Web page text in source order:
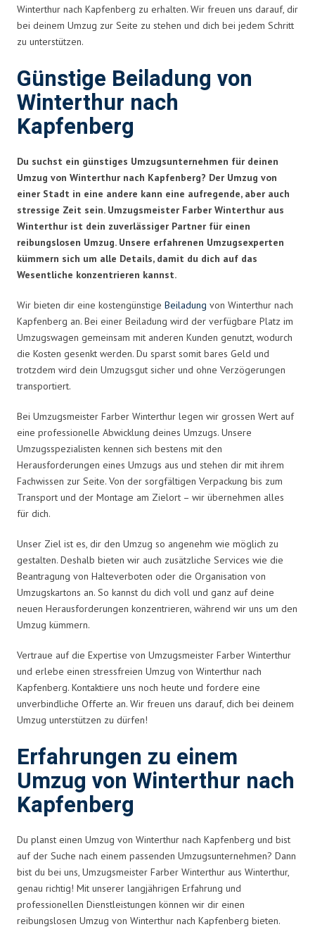
Winterthur nach Kapfenberg zu erhalten. Wir freuen uns darauf, dir
bei deinem Umzug zur Seite zu stehen und dich bei jedem Schritt
zu unterstützen.
Günstige Beiladung von
Winterthur nach
Kapfenberg
Du suchst ein günstiges Umzugsunternehmen für deinen
Umzug von Winterthur nach Kapfenberg? Der Umzug von
einer Stadt in eine andere kann eine aufregende, aber auch
stressige Zeit sein. Umzugsmeister Farber Winterthur aus
Winterthur ist dein zuverlässiger Partner für einen
reibungslosen Umzug. Unsere erfahrenen Umzugsexperten
kümmern sich um alle Details, damit du dich auf das
Wesentliche konzentrieren kannst.
Wir bieten dir eine kostengünstige Beiladung von Winterthur nach
Kapfenberg an. Bei einer Beiladung wird der verfügbare Platz im
Umzugswagen gemeinsam mit anderen Kunden genutzt, wodurch
die Kosten gesenkt werden. Du sparst somit bares Geld und
trotzdem wird dein Umzugsgut sicher und ohne Verzögerungen
transportiert.
Bei Umzugsmeister Farber Winterthur legen wir grossen Wert auf
eine professionelle Abwicklung deines Umzugs. Unsere
Umzugsspezialisten kennen sich bestens mit den
Herausforderungen eines Umzugs aus und stehen dir mit ihrem
Fachwissen zur Seite. Von der sorgfältigen Verpackung bis zum
Transport und der Montage am Zielort – wir übernehmen alles
für dich.
Unser Ziel ist es, dir den Umzug so angenehm wie möglich zu
gestalten. Deshalb bieten wir auch zusätzliche Services wie die
Beantragung von Halteverboten oder die Organisation von
Umzugskartons an. So kannst du dich voll und ganz auf deine
neuen Herausforderungen konzentrieren, während wir uns um den
Umzug kümmern.
Vertraue auf die Expertise von Umzugsmeister Farber Winterthur
und erlebe einen stressfreien Umzug von Winterthur nach
Kapfenberg. Kontaktiere uns noch heute und fordere eine
unverbindliche Offerte an. Wir freuen uns darauf, dich bei deinem
Umzug unterstützen zu dürfen!
Erfahrungen zu einem
Umzug von Winterthur nach
Kapfenberg
Du planst einen Umzug von Winterthur nach Kapfenberg und bist
auf der Suche nach einem passenden Umzugsunternehmen? Dann
bist du bei uns, Umzugsmeister Farber Winterthur aus Winterthur,
genau richtig! Mit unserer langjährigen Erfahrung und
professionellen Dienstleistungen können wir dir einen
reibungslosen Umzug von Winterthur nach Kapfenberg bieten.